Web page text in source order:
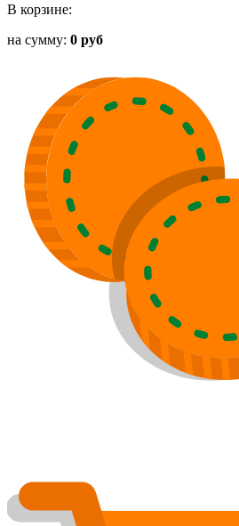
В корзине:
на сумму: 0 руб